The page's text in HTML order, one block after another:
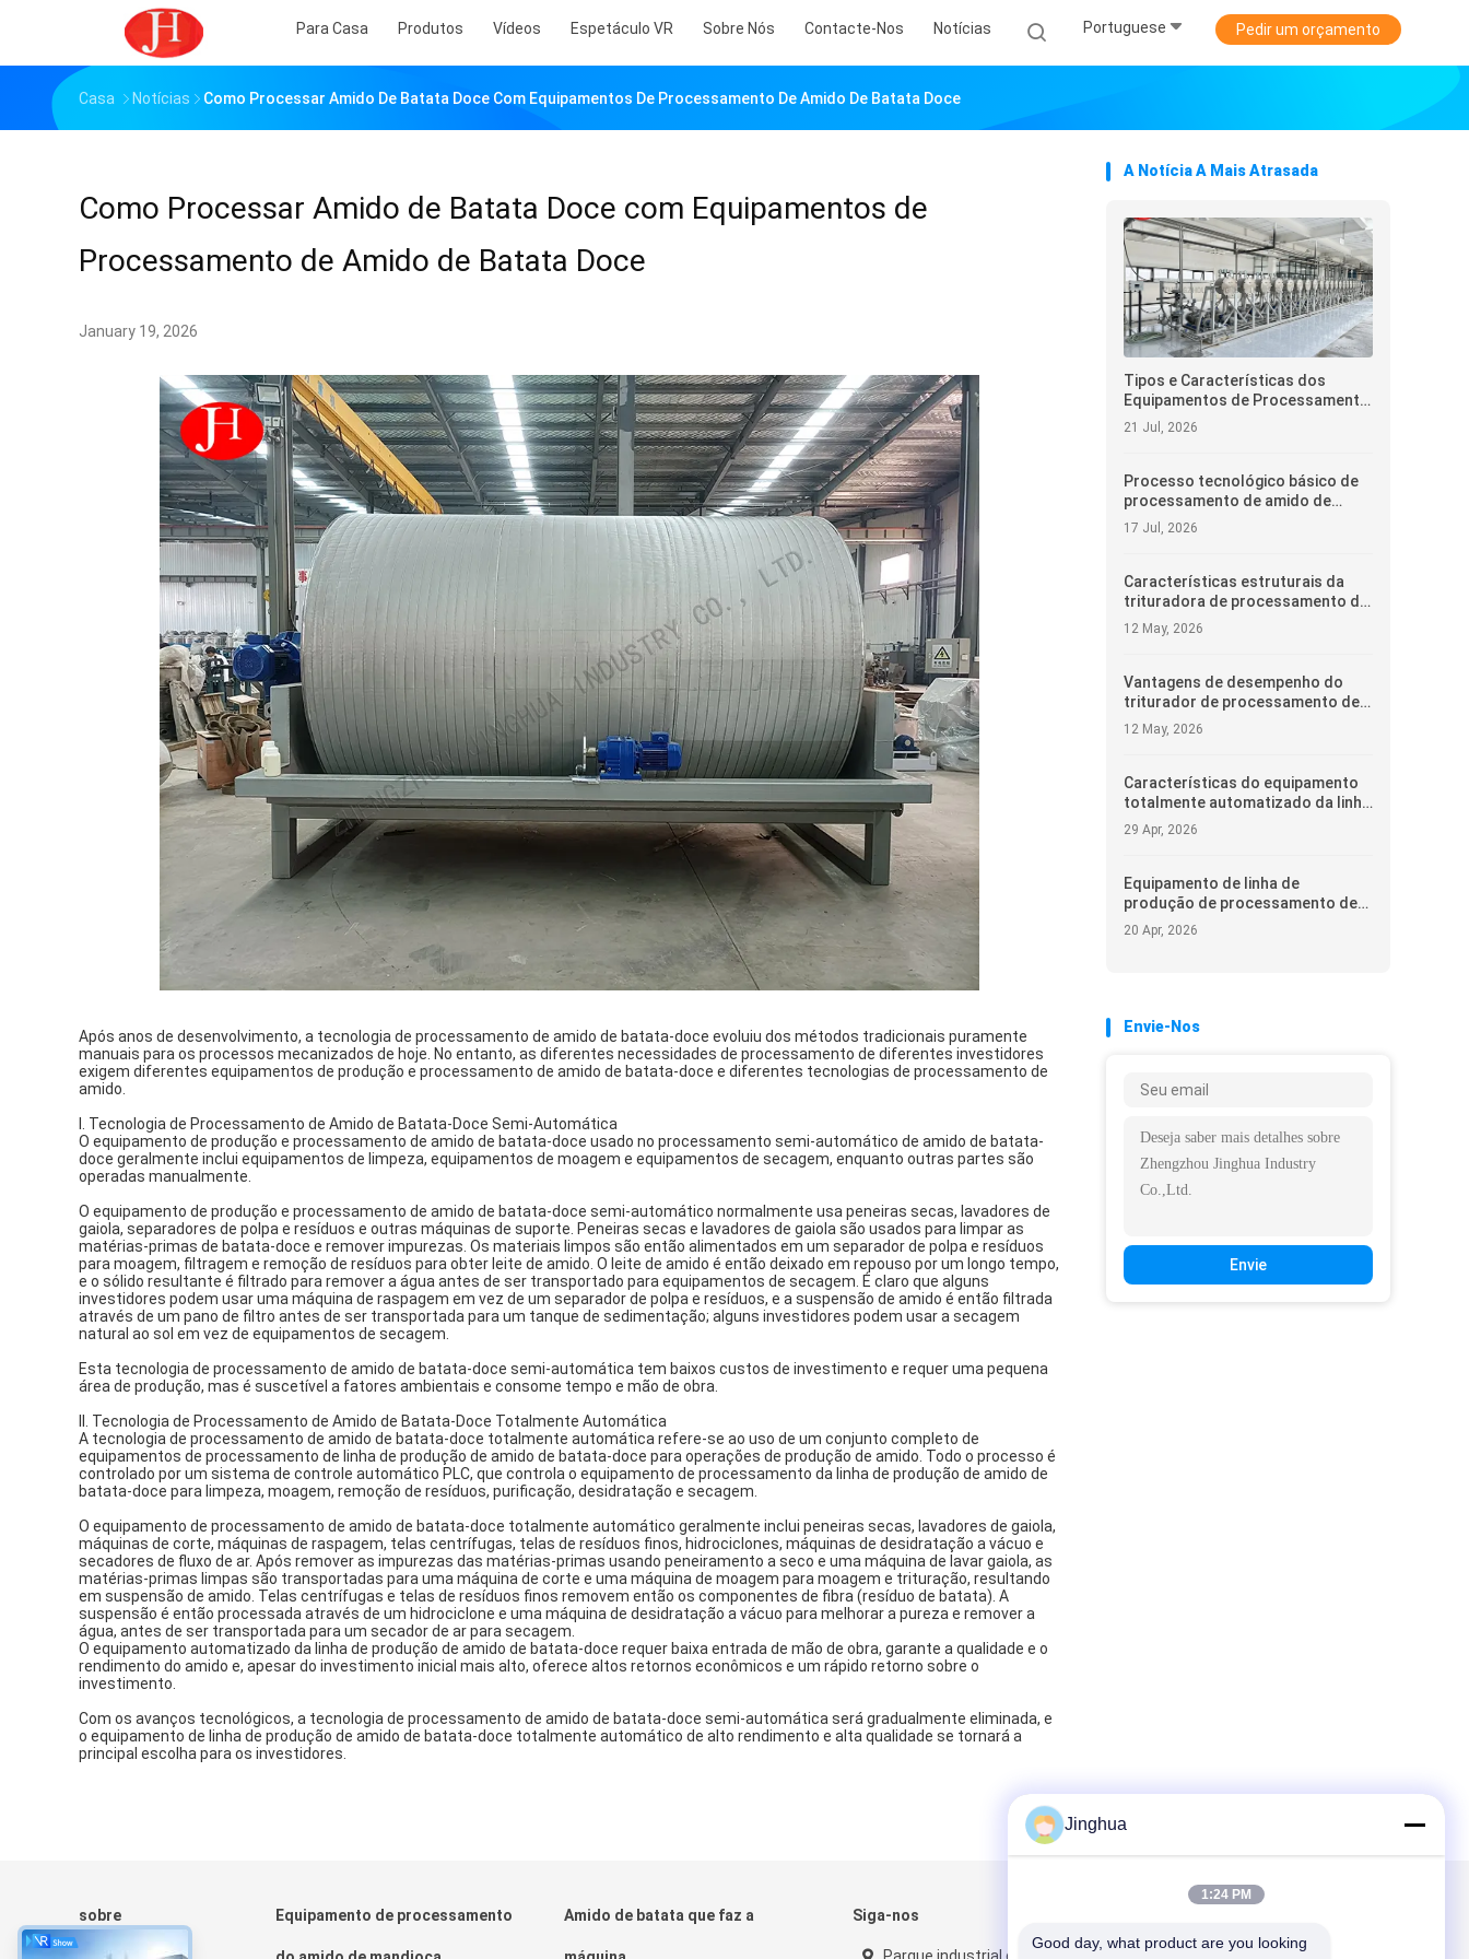
Para Casa Produtos Vídeos Espetáculo VR Sobre Nós Contacte-Nos Notícias Portuguese Pedir um orçamento
Casa Notícias Como Processar Amido De Batata Doce Com Equipamentos De Processamento De Amido De Batata Doce
Como Processar Amido de Batata Doce com Equipamentos de
Processamento de Amido de Batata Doce
January 19, 2026
Após anos de desenvolvimento, a tecnologia de processamento de amido de batata-doce evoluiu dos métodos tradicionais puramente
manuais para os processos mecanizados de hoje. No entanto, as diferentes necessidades de processamento de diferentes investidores
exigem diferentes equipamentos de produção e processamento de amido de batata-doce e diferentes tecnologias de processamento de
amido.
I. Tecnologia de Processamento de Amido de Batata-Doce Semi-Automática
O equipamento de produção e processamento de amido de batata-doce usado no processamento semi-automático de amido de batata-
doce geralmente inclui equipamentos de limpeza, equipamentos de moagem e equipamentos de secagem, enquanto outras partes são
operadas manualmente.
O equipamento de produção e processamento de amido de batata-doce semi-automático normalmente usa peneiras secas, lavadores de
gaiola, separadores de polpa e resíduos e outras máquinas de suporte. Peneiras secas e lavadores de gaiola são usados para limpar as
matérias-primas de batata-doce e remover impurezas. Os materiais limpos são então alimentados em um separador de polpa e resíduos
para moagem, filtragem e remoção de resíduos para obter leite de amido. O leite de amido é então deixado em repouso por um longo tempo,
e o sólido resultante é filtrado para remover a água antes de ser transportado para equipamentos de secagem. É claro que alguns
investidores podem usar uma máquina de raspagem em vez de um separador de polpa e resíduos, e a suspensão de amido é então filtrada
através de um pano de filtro antes de ser transportada para um tanque de sedimentação; alguns investidores podem usar a secagem
natural ao sol em vez de equipamentos de secagem.
Esta tecnologia de processamento de amido de batata-doce semi-automática tem baixos custos de investimento e requer uma pequena
área de produção, mas é suscetível a fatores ambientais e consome tempo e mão de obra.
II. Tecnologia de Processamento de Amido de Batata-Doce Totalmente Automática
A tecnologia de processamento de amido de batata-doce totalmente automática refere-se ao uso de um conjunto completo de
equipamentos de processamento de linha de produção de amido de batata-doce para operações de produção de amido. Todo o processo é
controlado por um sistema de controle automático PLC, que controla o equipamento de processamento da linha de produção de amido de
batata-doce para limpeza, moagem, remoção de resíduos, purificação, desidratação e secagem.
O equipamento de processamento de amido de batata-doce totalmente automático geralmente inclui peneiras secas, lavadores de gaiola,
máquinas de corte, máquinas de raspagem, telas centrífugas, telas de resíduos finos, hidrociclones, máquinas de desidratação a vácuo e
secadores de fluxo de ar. Após remover as impurezas das matérias-primas usando peneiramento a seco e uma máquina de lavar gaiola, as
matérias-primas limpas são transportadas para uma máquina de corte e uma máquina de moagem para moagem e trituração, resultando
em suspensão de amido. Telas centrífugas e telas de resíduos finos removem então os componentes de fibra (resíduo de batata). A
suspensão é então processada através de um hidrociclone e uma máquina de desidratação a vácuo para melhorar a pureza e remover a
água, antes de ser transportada para um secador de ar para secagem.
O equipamento automatizado da linha de produção de amido de batata-doce requer baixa entrada de mão de obra, garante a qualidade e o
rendimento do amido e, apesar do investimento inicial mais alto, oferece altos retornos econômicos e um rápido retorno sobre o
investimento.
Com os avanços tecnológicos, a tecnologia de processamento de amido de batata-doce semi-automática será gradualmente eliminada, e
o equipamento de linha de produção de amido de batata-doce totalmente automático de alto rendimento e alta qualidade se tornará a
principal escolha para os investidores.
A Notícia A Mais Atrasada
Tipos e Características dos
Equipamentos de Processamento
de Amido de Batata Doce
21 Jul, 2026
Processo tecnológico básico de
processamento de amido de
batata doce
17 Jul, 2026
Características estruturais da
trituradora de processamento de
amido de batata doce
12 May, 2026
Vantagens de desempenho do
triturador de processamento de
amido de batata doce
12 May, 2026
Características do equipamento
totalmente automatizado da linha
de produção de batata doce /
batata / amido de mandioca
29 Apr, 2026
Equipamento de linha de
produção de processamento de
amido de batata totalmente
automatizado
20 Apr, 2026
Envie-Nos
Envie
sobre
Para casa
Equipamento de processamento Amido de batata que faz a Siga-nos
Parque industrial de
Jinghua
1:24 PM
Good day, what product are you looking